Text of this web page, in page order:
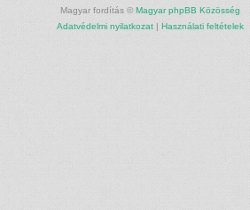
Magyar fordítás © Magyar phpBB Közösség
Adatvédelmi nyilatkozat| Használati feltételek